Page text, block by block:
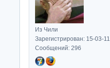
Из Чили
Зарегистрирован: 15-03-11
Сообщений: 296